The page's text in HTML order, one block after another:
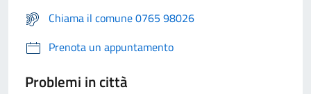
Chiama il comune 0765 98026
Prenota un appuntamento
Problemi in città